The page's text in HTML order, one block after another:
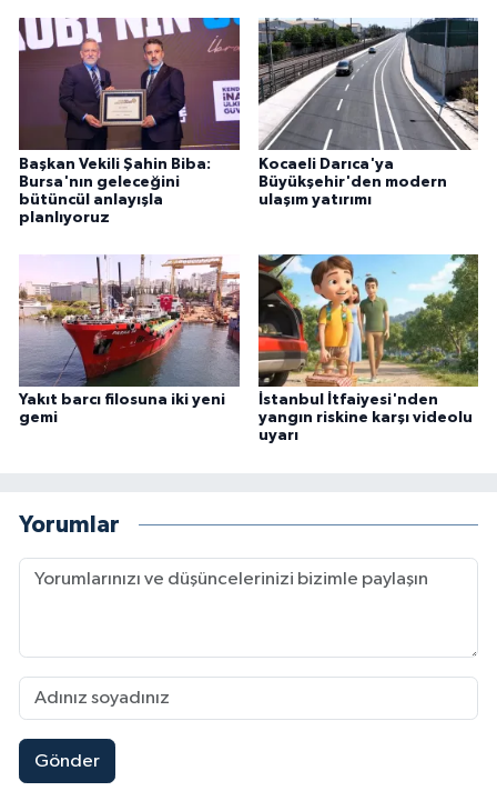
Başkan Vekili Şahin Biba:
Bursa'nın geleceğini
bütüncül anlayışla
planlıyoruz
Kocaeli Darıca'ya
Büyükşehir'den modern
ulaşım yatırımı
Yakıt barcı filosuna iki yeni
gemi
İstanbul İtfaiyesi'nden
yangın riskine karşı videolu
uyarı
Yorumlar
Gönder